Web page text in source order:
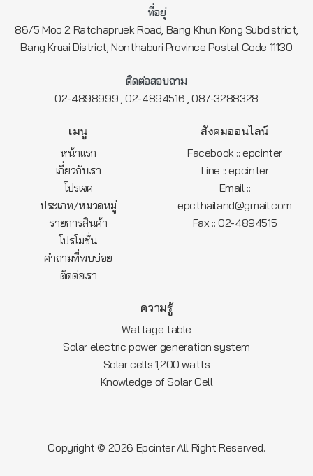
ที่อยุ่
86/5 Moo 2 Ratchapruek Road, Bang Khun Kong Subdistrict,
Bang Kruai District, Nonthaburi Province Postal Code 11130
ติดต่อสอบถาม
02-4898999 ,02-4894516 ,087-3288328
เมนู
หน้าแรก
เกี่ยวกับเรา
โปรเจค
ประเภท/หมวดหมู่
รายการสินค้า
โปรโมชั่น
คำถามที่พบบ่อย
ติดต่อเรา
สังคมออนไลน์
Facebook :: epcinter
Line :: epcinter
Email ::
epcthailand@gmail.com
Fax :: 02-4894515
ความรู้
Wattage table
Solar electric power generation system
Solar cells 1,200 watts
Knowledge of Solar Cell
Copyright © 2026 EpcinterAll Right Reserved.